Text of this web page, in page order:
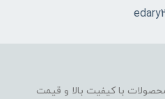
با کیفیت بالا و قیمت